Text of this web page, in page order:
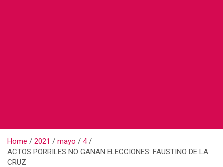
Home 2021 mayo
4
ACTOS PORRILES NO GANAN ELECCIONES: FAUSTINO DE LA
CRUZ